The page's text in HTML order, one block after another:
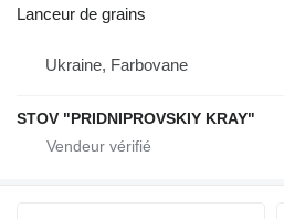
Lanceur de grains
Ukraine, Farbovane
STOV "PRIDNIPROVSKIY KRAY"